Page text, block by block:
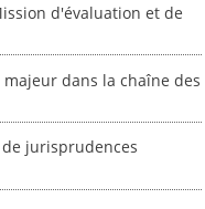
d'évaluation et de
dans la chaîne des
jurisprudences